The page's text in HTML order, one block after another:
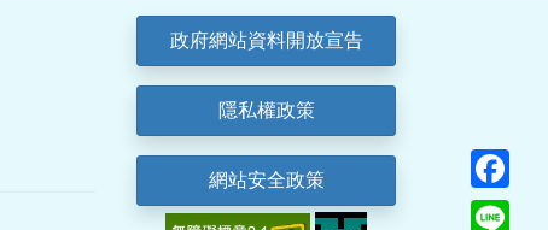
政府網站資料開放宣告
隱私權政策
網站安全政策